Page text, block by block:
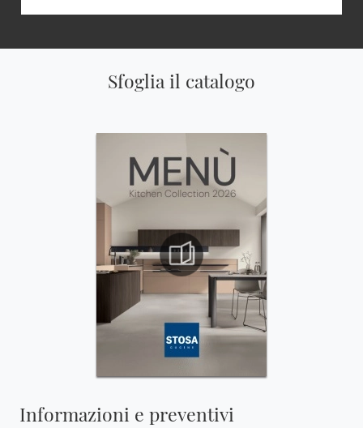
Sfoglia il catalogo
Informazioni e preventivi